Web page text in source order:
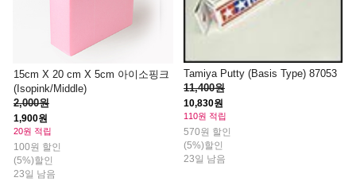
15cm X 20 cm X 5cm 아이소핑크
(Isopink/Middle)
2,000원
1,900원
20원 적립
100원 할인
(5%)할인
23일 남음
Tamiya Putty (Basis Type) 87053
11,400원
10,830원
110원 적립
570원 할인
(5%)할인
23일 남음